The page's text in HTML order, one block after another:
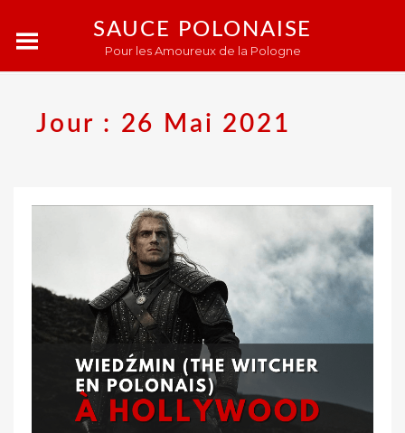
SAUCE POLONAISE
Pour les Amoureux de la Pologne
Jour : 26 Mai 2021